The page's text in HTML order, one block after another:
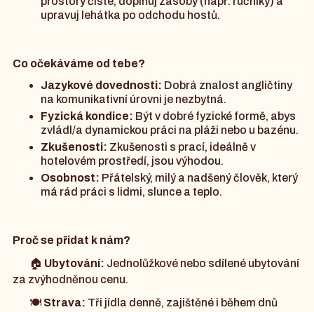
upravuj lehátka po odchodu hostů.
Co očekáváme od tebe?
Jazykové dovednosti: Dobrá znalost angličtiny
na komunikativní úrovni je nezbytná.
Fyzická kondice: Být v dobré fyzické formě, abys
zvládl/a dynamickou práci na pláži nebo u bazénu.
Zkušenosti: Zkušenosti s prací, ideálně v
hotelovém prostředí, jsou výhodou.
Osobnost: Přátelský, milý a nadšený člověk, který
má rád práci s lidmi, slunce a teplo.
Proč se přidat k nám?
🏠 Ubytování: Jednolůžkové nebo sdílené ubytování
za zvýhodněnou cenu.
🍽️ Strava: Tři jídla denně, zajištěné i během dnů